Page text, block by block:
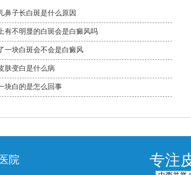
鼻子长白斑是什么原因
有不明显的白斑会是白癜风吗
一块白斑会不会是白癜风
肤变白是什么病
块白的是怎么回事
院 专注